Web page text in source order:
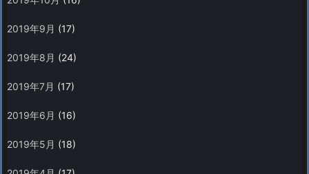
2019年9月 (17)
2019年8月 (24)
2019年7月 (17)
2019年6月 (16)
2019年5月 (18)